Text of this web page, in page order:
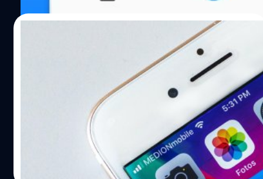
รายงานล่าสุด มีการใช้จ่ายบนแอปสมาร์ตโฟน
ไปมากถึง 4.4 ล้านล้านบาท ในปี 2021 นี้
บริษัทวิเคราะห์ข้อมูล SensorTower ได้เปิดเผยรายงานเกี่ยว
กับการใช้จ่ายบนสมาร์ตในสมาร์ตโฟนประจำปี 2021 นี้ ทั้งใน
ระบบ Android และ iOS โดยระบุว่ามีการใช้จ่ายมากกว่าเมื่อปี
2020 อย่างชัดเจน
| 1701 days ago